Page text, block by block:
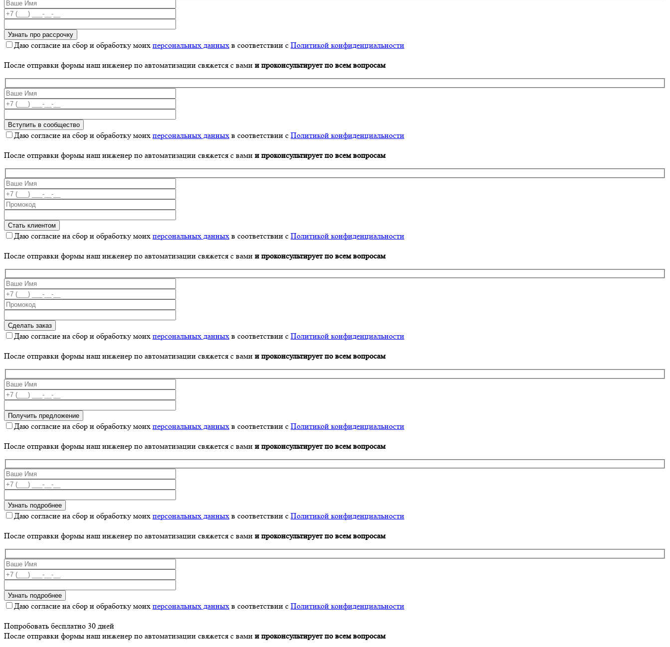
Даю согласие на сбор и обработку моих персональных данных в соответствии с Политикой конфиденциальности
После отправки формы наш инженер по автоматизации свяжется с вами и проконсультирует по всем вопросам
Даю согласие на сбор и обработку моих персональных данных в соответствии с Политикой конфиденциальности
После отправки формы наш инженер по автоматизации свяжется с вами и проконсультирует по всем вопросам
Даю согласие на сбор и обработку моих персональных данных в соответствии с Политикой конфиденциальности
После отправки формы наш инженер по автоматизации свяжется с вами и проконсультирует по всем вопросам
Даю согласие на сбор и обработку моих персональных данных в соответствии с Политикой конфиденциальности
После отправки формы наш инженер по автоматизации свяжется с вами и проконсультирует по всем вопросам
Даю согласие на сбор и обработку моих персональных данных в соответствии с Политикой конфиденциальности
После отправки формы наш инженер по автоматизации свяжется с вами и проконсультирует по всем вопросам
Даю согласие на сбор и обработку моих персональных данных в соответствии с Политикой конфиденциальности
После отправки формы наш инженер по автоматизации свяжется с вами и проконсультирует по всем вопросам
Даю согласие на сбор и обработку моих персональных данных в соответствии с Политикой конфиденциальности
Попробовать бесплатно 30 дней
После отправки формы наш инженер по автоматизации свяжется с вами и проконсультирует по всем вопросам